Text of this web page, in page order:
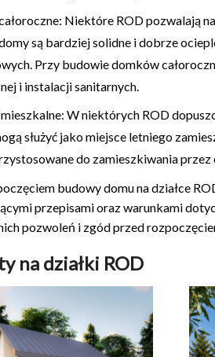
Niektóre ROD pozwalają
są bardziej solidne i dobrze
Przy budowie domków
i instalacji sanitarnych.
W niektórych ROD
służyć jako miejsce letniego
do zamieszkiwania przez
budowy domu na działce
przepisami oraz warunkami
pozwoleń i zgód przed
na działki ROD